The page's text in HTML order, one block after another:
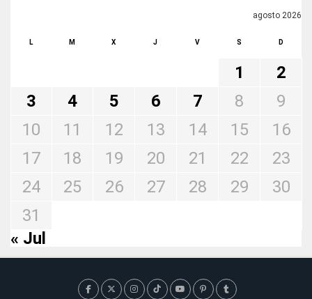
agosto 2026
L M X J V S D
1
2
3
4 5 6 7 8
9
10
11 12 13 14 15
16
17
18 19 20 21 22
23
24
25 26 27 28 29
30
31
« Jul